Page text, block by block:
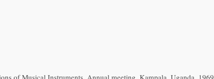
of Musical Instruments. Annual meeting, Kampala, Uganda, 1969